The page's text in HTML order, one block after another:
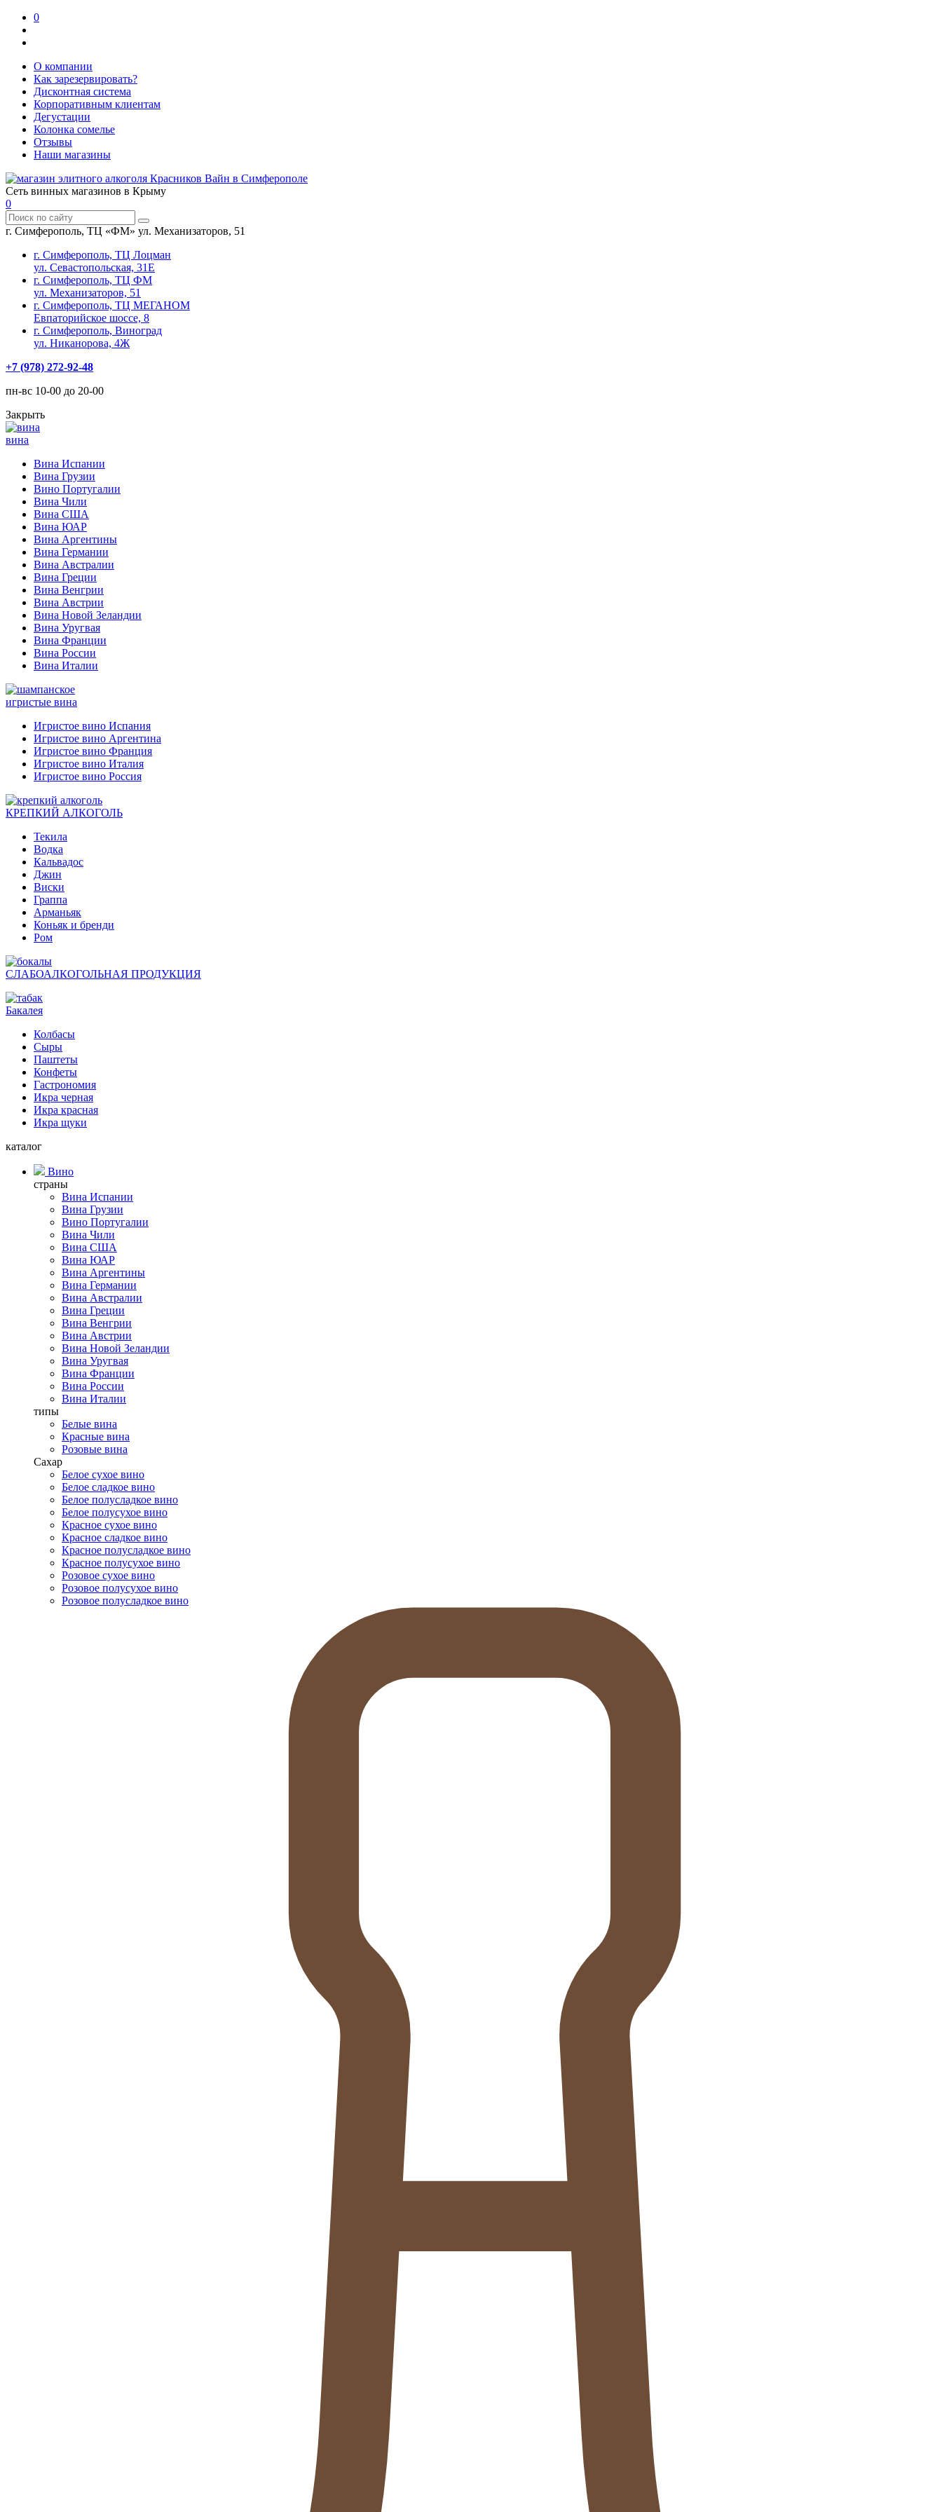
0
О компании
Как зарезервировать?
Дисконтная система
Корпоративным клиентам
Дегустации
Колонка сомелье
Отзывы
Наши магазины
Сеть винных магазинов в Крыму
0
г. Симферополь, ТЦ «ФМ» ул. Механизаторов, 51
г. Симферополь, ТЦ Лоцман
ул. Севастопольская, 31Е
г. Симферополь, ТЦ ФМ
ул. Механизаторов, 51
г. Симферополь, ТЦ МЕГАНОМ
Евпаторийское шоссе, 8
г. Симферополь, Виноград
ул. Никанорова, 4Ж
+7 (978) 272-92-48
пн-вс 10-00 до 20-00
Закрыть
вина
Вина Испании
Вина Грузии
Вино Португалии
Вина Чили
Вина США
Вина ЮАР
Вина Аргентины
Вина Германии
Вина Австралии
Вина Греции
Вина Венгрии
Вина Австрии
Вина Новой Зеландии
Вина Уругвая
Вина Франции
Вина России
Вина Италии
игристые вина
Игристое вино Испания
Игристое вино Аргентина
Игристое вино Франция
Игристое вино Италия
Игристое вино Россия
КРЕПКИЙ АЛКОГОЛЬ
Текила
Водка
Кальвадос
Джин
Виски
Граппа
Арманьяк
Коньяк и бренди
Ром
СЛАБОАЛКОГОЛЬНАЯ ПРОДУКЦИЯ
Бакалея
Колбасы
Сыры
Паштеты
Конфеты
Гастрономия
Икра черная
Икра красная
Икра щуки
каталог
Вино
страны
Вина Испании
Вина Грузии
Вино Португалии
Вина Чили
Вина США
Вина ЮАР
Вина Аргентины
Вина Германии
Вина Австралии
Вина Греции
Вина Венгрии
Вина Австрии
Вина Новой Зеландии
Вина Уругвая
Вина Франции
Вина России
Вина Италии
типы
Белые вина
Красные вина
Розовые вина
Сахар
Белое сухое вино
Белое сладкое вино
Белое полусладкое вино
Белое полусухое вино
Красное сухое вино
Красное сладкое вино
Красное полусладкое вино
Красное полусухое вино
Розовое сухое вино
Розовое полусухое вино
Розовое полусладкое вино